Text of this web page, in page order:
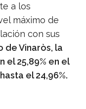
a los
máximo de
con sus
de Vinaròs, la
el 25,89% en el
el 24,96%.